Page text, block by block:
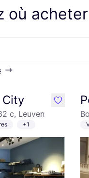
où
c, Leuven
+1
like